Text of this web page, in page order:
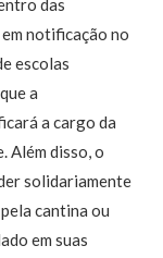
das
notificação no
escolas
a
a cargo da
Além disso, o
solidariamente
cantina ou
em suas